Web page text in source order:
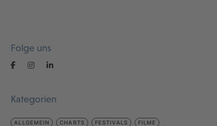
Folge uns
Kategorien
ALLGEMEIN CHARTS FESTIVALS FILME